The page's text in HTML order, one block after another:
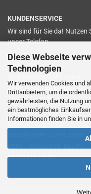
Diese Webseite
Technologien
Wir verwenden Cookies und
Drittanbietern, um die
gewährleisten, die Nutzung
ein bestmögliches
Informationen finden Sie in
KUNDENSERVICE
Wir sind für Sie da! Nutzen
unser Telefon
für Nachfragen zu
0551 - 89028638 Mo-Fr.
15:00 bis 17:00
0551 - 89028638 Mo-Fr.
09:00 bis 16:00